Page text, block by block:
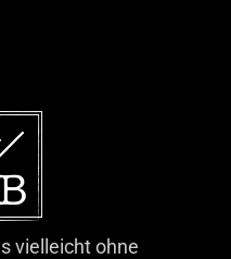
vielleicht ohne